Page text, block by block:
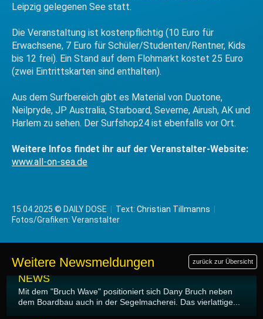
Leipzig gelegenen See statt.
Die Veranstaltung ist kostenpflichtig (10 Euro für
Erwachsene, 7 Euro für Schüler/Studenten/Rentner, Kids
bis 12 frei). Ein Stand auf dem Flohmarkt kostet 25 Euro
(zwei Eintrittskarten sind enthalten).
Aus dem Surfbereich gibt es Material von Duotone,
Neilpryde, JP Australia, Starboard, Severne, Airush, AK und
Harlem zu sehen. Der Surfshop24 ist ebenfalls vor Ort.
Weitere Infos findet ihr auf der Veranstalter-Website:
www.all-on-sea.de
15.04.2025 © DAILY DOSE Text: Christian Tillmanns
Fotos/Grafiken: Veranstalter
Weitere Newsmeldungen zurück zur Übersicht
22.04.2025
NEWS
Mit dem "Bruch Wave" positioniert sich Dany Bruch neben
dem Boardbau auch in der Segelmacherei. Das vierlattige...